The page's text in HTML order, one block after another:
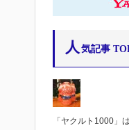
人 気記事
「ヤクルト1000」